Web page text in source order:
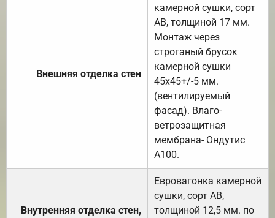
Внешняя отделка стен
камерной сушки, сорт
АВ, толщиной 17 мм.
Монтаж через
строганый брусок
камерной сушки
45х45+/-5 мм.
(вентилируемый
фасад). Влаго-
ветрозащитная
мембрана- Ондутис
А100.
Внутренняя отделка стен,
Евровагонка камерной
сушки, сорт АВ,
толщиной 12,5 мм. по